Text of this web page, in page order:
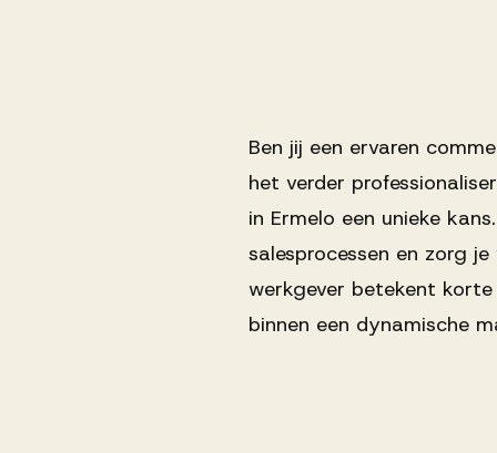
Ben jij een ervaren
het verder
in Ermelo een unieke
salesprocessen en zorg
werkgever betekent
binnen een dynamische